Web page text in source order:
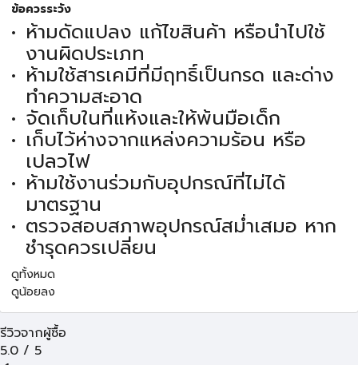
ข้อควรระวัง
ห้ามดัดแปลง แก้ไขสินค้า หรือนำไปใช้
งานผิดประเภท
ห้ามใช้สารเคมีที่มีฤทธิ์เป็นกรด และด่าง
ทำความสะอาด
จัดเก็บในที่แห้งและให้พ้นมือเด็ก
เก็บไว้ห่างจากแหล่งความร้อน หรือ
เปลวไฟ
ห้ามใช้งานร่วมกับอุปกรณ์ที่ไม่ได้
มาตรฐาน
ตรวจสอบสภาพอุปกรณ์สม่ำเสมอ หาก
ชำรุดควรเปลี่ยน
ดูทั้งหมด
ดูน้อยลง
รีวิวจากผู้ซื้อ
5.0 / 5